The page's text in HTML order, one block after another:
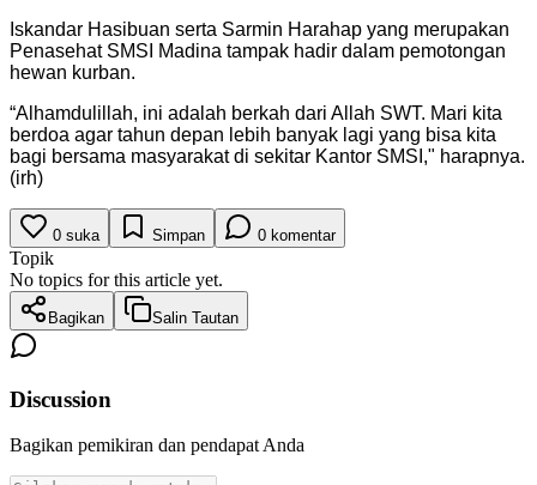
Iskandar Hasibuan serta Sarmin Harahap yang merupakan
Penasehat SMSI Madina tampak hadir dalam pemotongan
hewan kurban.
“Alhamdulillah, ini adalah berkah dari Allah SWT. Mari kita
berdoa agar tahun depan lebih banyak lagi yang bisa kita
bagi bersama masyarakat di sekitar Kantor SMSI," harapnya.
(irh)
0 suka Simpan 0 komentar
Topik
No topics for this article yet.
Bagikan Salin Tautan
Discussion
Bagikan pemikiran dan pendapat Anda